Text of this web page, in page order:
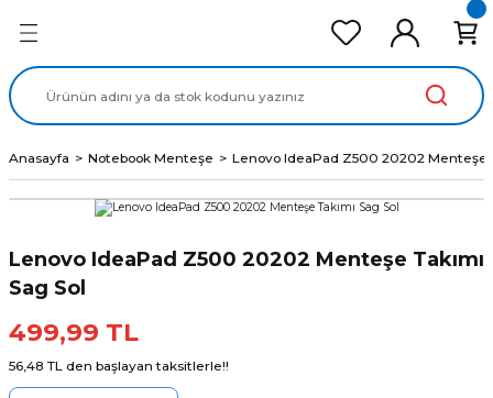
Ekran Panel
Data Kablo
Anasayfa Notebook Menteşe Lenovo IdeaPad Z500 20202 Menteşe
Lenovo IdeaPad Z500 20202 Menteşe Takımı
Sag Sol
499,99 TL
56,48 TL den başlayan taksitlerle!!